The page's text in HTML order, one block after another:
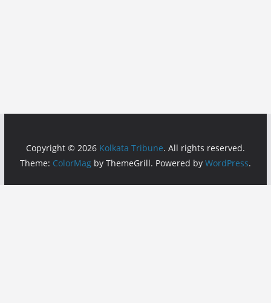
Copyright © 2026 Kolkata Tribune. All rights reserved.
Theme: ColorMagby ThemeGrill. Powered by WordPress.